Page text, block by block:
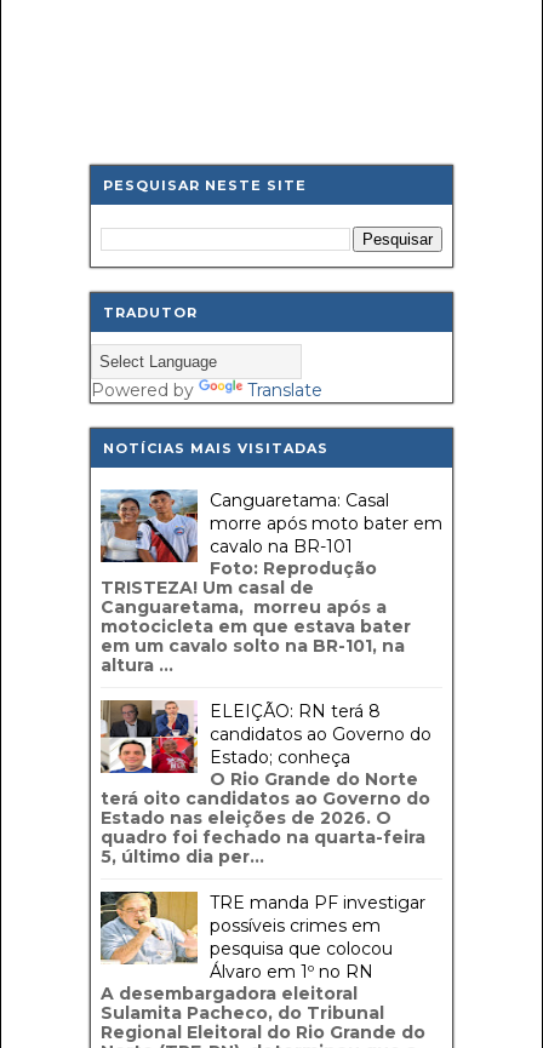
PESQUISAR NESTE SITE
TRADUTOR
Powered by Translate
NOTÍCIAS MAIS VISITADAS
Canguaretama: Casal
morre após moto bater em
cavalo na BR-101
Foto: Reprodução
TRISTEZA! Um casal de
Canguaretama, morreu após a
motocicleta em que estava bater
em um cavalo solto na BR-101, na
altura ...
ELEIÇÃO: RN terá 8
candidatos ao Governo do
Estado; conheça
O Rio Grande do Norte
terá oito candidatos ao Governo do
Estado nas eleições de 2026. O
quadro foi fechado na quarta-feira
5, último dia per...
TRE manda PF investigar
possíveis crimes em
pesquisa que colocou
Álvaro em 1º no RN
A desembargadora eleitoral
Sulamita Pacheco, do Tribunal
Regional Eleitoral do Rio Grande do